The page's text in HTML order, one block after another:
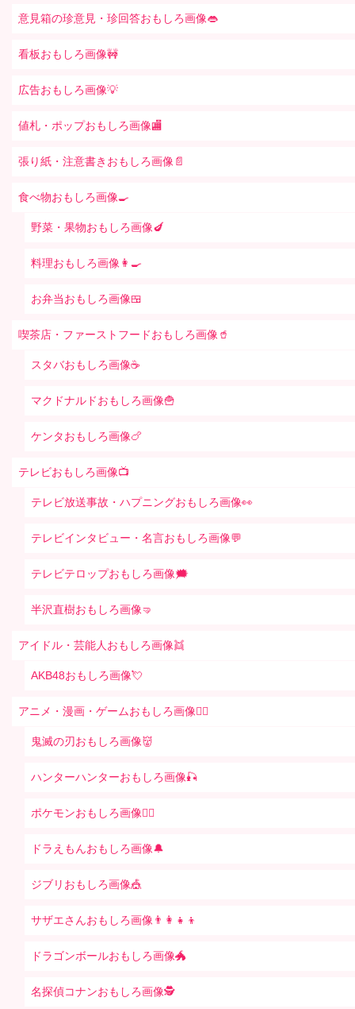
意見箱の珍意見・珍回答おもしろ画像👄
看板おもしろ画像🚧
広告おもしろ画像💡
値札・ポップおもしろ画像🏬
張り紙・注意書きおもしろ画像📄
食べ物おもしろ画像🍳
野菜・果物おもしろ画像🍆
料理おもしろ画像👩‍🍳
お弁当おもしろ画像🍱
喫茶店・ファーストフードおもしろ画像🥤
スタバおもしろ画像☕️
マクドナルドおもしろ画像🍟
ケンタおもしろ画像🍗
テレビおもしろ画像📺
テレビ放送事故・ハプニングおもしろ画像👀
テレビインタビュー・名言おもしろ画像💬
テレビテロップおもしろ画像🗯
半沢直樹おもしろ画像🤜
アイドル・芸能人おもしろ画像👯
AKB48おもしろ画像💘
アニメ・漫画・ゲームおもしろ画像🧚‍♀️
鬼滅の刃おもしろ画像👹
ハンターハンターおもしろ画像🎣
ポケモンおもしろ画像🤹‍♂️
ドラえもんおもしろ画像🔔
ジブリおもしろ画像🎪
サザエさんおもしろ画像👨‍👩‍👧‍👦
ドラゴンボールおもしろ画像🐲
名探偵コナンおもしろ画像🕵️